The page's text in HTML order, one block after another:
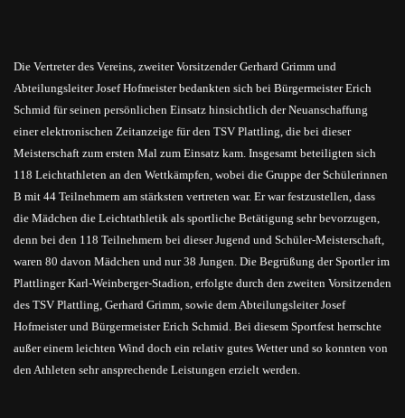
Die Vertreter des Vereins, zweiter Vorsitzender Gerhard Grimm und
Abteilungsleiter Josef Hofmeister bedankten sich bei Bürgermeister Erich
Schmid für seinen persönlichen Einsatz hinsichtlich der Neuanschaffung
einer elektronischen Zeitanzeige für den TSV Plattling, die bei dieser
Meisterschaft zum ersten Mal zum Einsatz kam. Insgesamt beteiligten sich
118 Leichtathleten an den Wettkämpfen, wobei die Gruppe der Schülerinnen
B mit 44 Teilnehmern am stärksten vertreten war. Er war festzustellen, dass
die Mädchen die Leichtathletik als sportliche Betätigung sehr bevorzugen,
denn bei den 118 Teilnehmern bei dieser Jugend und Schüler-Meisterschaft,
waren 80 davon Mädchen und nur 38 Jungen. Die Begrüßung der Sportler im
Plattlinger Karl-Weinberger-Stadion, erfolgte durch den zweiten Vorsitzenden
des TSV Plattling, Gerhard Grimm, sowie dem Abteilungsleiter Josef
Hofmeister und Bürgermeister Erich Schmid. Bei diesem Sportfest herrschte
außer einem leichten Wind doch ein relativ gutes Wetter und so konnten von
den Athleten sehr ansprechende Leistungen erzielt werden.